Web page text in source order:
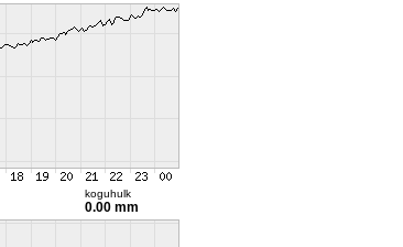
koguhulk
0.00 mm